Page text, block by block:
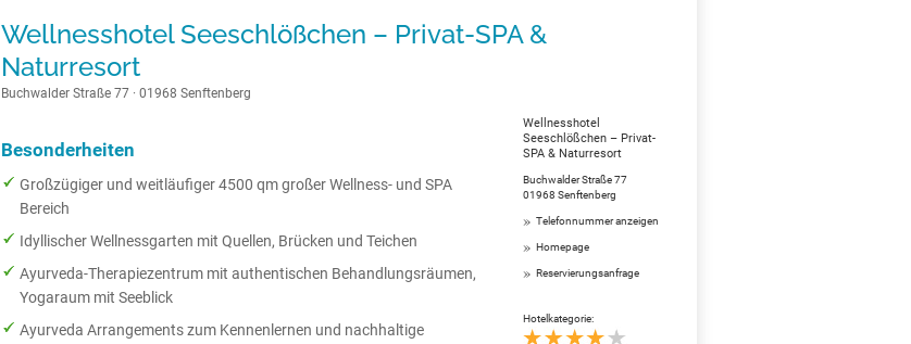
Wellnesshotel Seeschlößchen – Privat-SPA &
Naturresort
Buchwalder Straße 77 · 01968 Senftenberg
Besonderheiten
Großzügiger und weitläufiger 4500 qm großer Wellness- und SPA
Bereich
Idyllischer Wellnessgarten mit Quellen, Brücken und Teichen
Ayurveda-Therapiezentrum mit authentischen Behandlungsräumen,
Yogaraum mit Seeblick
Ayurveda Arrangements zum Kennenlernen und nachhaltige
Wellnesshotel
Seeschlößchen – Privat-
SPA & Naturresort
Buchwalder Straße 77
01968 Senftenberg
Telefonnummer anzeigen
Homepage
Reservierungsanfrage
Hotelkategorie: